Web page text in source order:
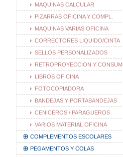
MAQUINAS CALCULAR
PIZARRAS OFICINA Y COMPL.
MAQUINAS VARIAS OFICINA
CORRECTORES LIQUIDO/CINTA
SELLOS PERSONALIZADOS
RETROPROYECCION Y CONSUM.
LIBROS OFICINA
FOTOCOPIADORA
BANDEJAS Y PORTABANDEJAS
CENICEROS / PARAGUEROS
VARIOS MATERIAL OFICINA
COMPLEMENTOS ESCOLARES
PEGAMENTOS Y COLAS